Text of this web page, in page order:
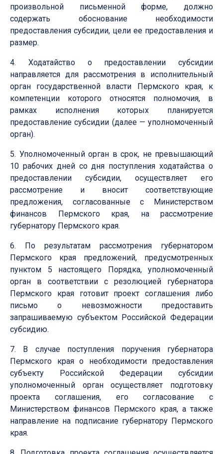
произвольной письменной форме, должно
содержать обоснование необходимости
предоставления субсидии, цели ее предоставления и
размер.
4. Ходатайство о предоставлении субсидии
направляется для рассмотрения в исполнительный
орган государственной власти Пермского края, к
компетенции которого относятся полномочия, в
рамках исполнения которых планируется
предоставление субсидии (далее — уполномоченный
орган).
5. Уполномоченный орган в срок, не превышающий
10 рабочих дней со дня поступления ходатайства о
предоставлении субсидии, осуществляет его
рассмотрение и вносит соответствующие
предложения, согласованные с Министерством
финансов Пермского края, на рассмотрение
губернатору Пермского края.
6. По результатам рассмотрения губернатором
Пермского края предложений, предусмотренных
пунктом 5 настоящего Порядка, уполномоченный
орган в соответствии с резолюцией губернатора
Пермского края готовит проект соглашения либо
письмо о невозможности предоставить
запрашиваемую субъектом Российской Федерации
субсидию.
7. В случае поступления поручения губернатора
Пермского края о необходимости предоставления
субъекту Российской Федерации субсидии
уполномоченный орган осуществляет подготовку
проекта соглашения, его согласование с
Министерством финансов Пермского края, а также
направление на подписание губернатору Пермского
края.